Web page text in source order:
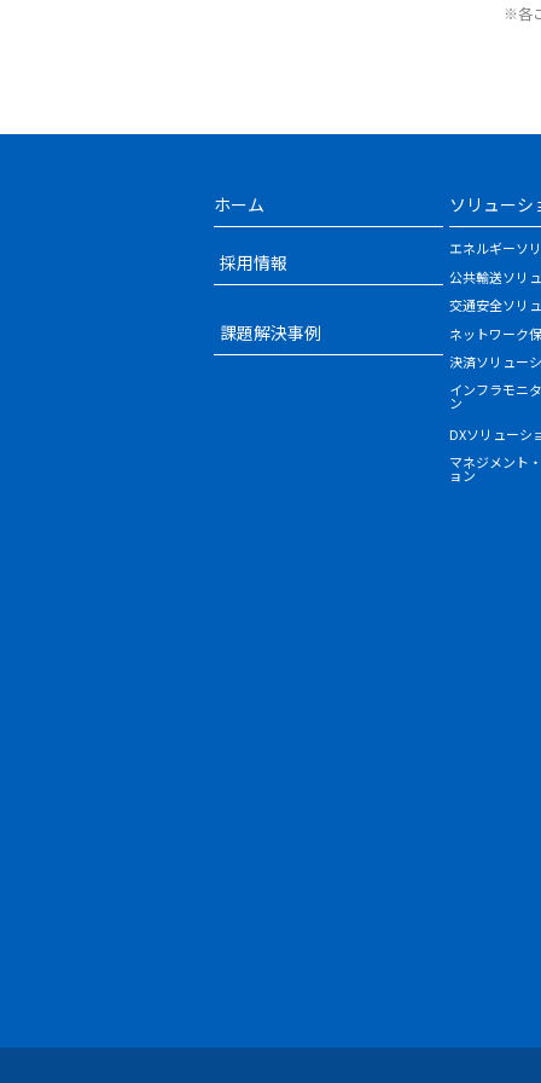
※各
ホーム
採用情報
課題解決事例
ソリューシ
エネルギーソ
公共輸送ソリ
交通安全ソリ
ネットワーク
決済ソリュー
インフラモニ
ン
DXソリューシ
マネジメント
ョン